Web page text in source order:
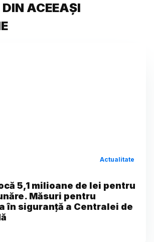
ACEEAȘI
Actualitate
5,1 milioane de lei pentru
Măsuri pentru
în siguranță a Centralei de